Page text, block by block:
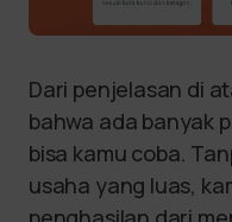
Dari penjelasan di
bahwa ada banyak
bisa kamu coba.
usaha yang luas,